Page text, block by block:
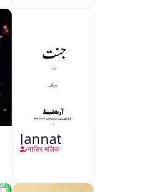
Jannat
नासिर मलिक